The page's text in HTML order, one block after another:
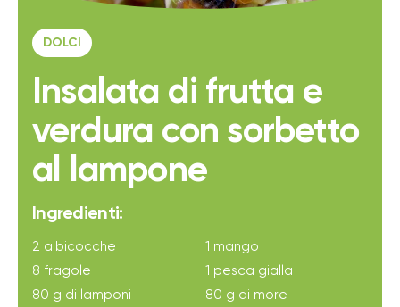
DOLCI
Insalata di frutta e
verdura con sorbetto
al lampone
Ingredienti:
2 albicocche
1 mango
8 fragole
1 pesca gialla
80 g di lamponi
80 g di more